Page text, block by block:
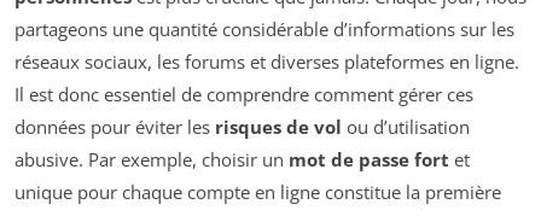
partageons une quantité considérable d’informations sur les
réseaux sociaux, les forums et diverses plateformes en ligne.
Il est donc essentiel de comprendre comment gérer ces
données pour éviter les risques de vol ou d’utilisation
abusive. Par exemple, choisir un mot de passe fort et
unique pour chaque compte en ligne constitue la première